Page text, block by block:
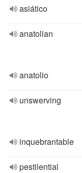
asiático
anatolian
anatolio
unswerving
inquebrantable
pestilential